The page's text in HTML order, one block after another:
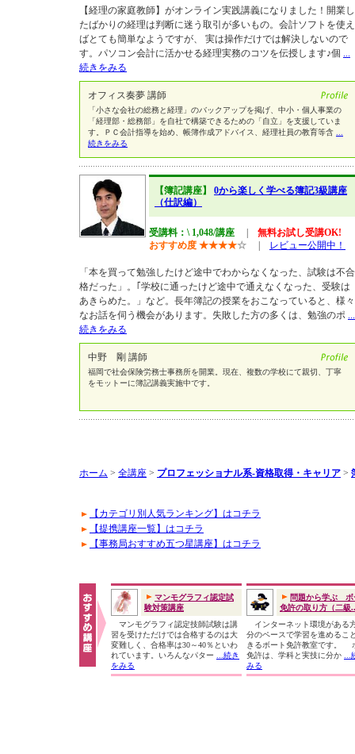
【経理の家庭教師】がオンライン実践講義になりました！開業し
たばかりの経理は判断に迷う取引が多いもの。会計ソフトを使え
ばとても簡単なようですが、 実は操作だけでは解決しないので
す。パソコン会計に活かせる経理実務のコツを伝授します♪個 ...
続きをみる
オフィス奏夢 講師
「小さな会社の総務と経理」のバックアップを掲げ、中小・個人事業の
「経理部・総務部」を自社で構築できるための「自立」を支援していま
す。ＰＣ会計指導を始め、帳簿作成アドバイス、経理社員の教育等含
続きをみる
【簿記講座】 0から楽しく学べる簿記3級講座
（仕訳編）
受講料：\ 1,048/講座
無料お試し受講OK!
おすすめ度 ★★★★☆ レビュー公開中！
「本を買って勉強したけど途中でわからなくなった、試験は不合
格だった」。｢学校に通ったけど途中で通えなくなった、受験は
あきらめた。」など。長年簿記の授業をおこなっていると、様々
なお話を伺う機会があります。失敗した方の多くは、勉強のポ ...
続きをみる
中野 剛 講師
福岡で社会保険労務士事務所を開業。現在、複数の学校にて親切、丁寧
をモットーに簿記講義実施中です。
ホーム > 全講座 > プロフェッショナル系-資格取得・キャリア >
【カテゴリ別人気ランキング】はコチラ
【提携講座一覧】はコチラ
【事務局おすすめ五つ星講座】はコチラ
マンモグラフィ認定試
験対策講座
マンモグラフィ認定技師試験は講
習を受けただけでは合格するのは大
変難しく、合格率は30～40％といわ
れています。いろんなパター
...続き
をみる
問題から学ぶ ボ
免許の取り方（二級
インターネット環境がある
分のペースで学習を進めるこ
きるボート免許教室です。
免許は、学科と実技に分か
みる